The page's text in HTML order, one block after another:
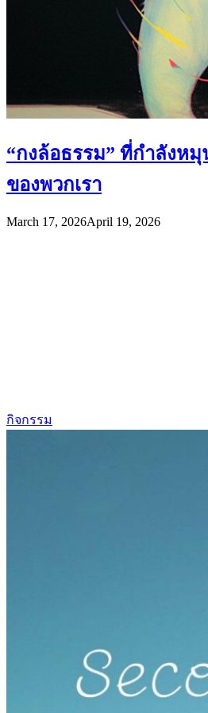
“กงล้อธรรม” ที่กำลังห
ของพวกเรา
March 17, 2026April 19, 2026
กิจกรรม